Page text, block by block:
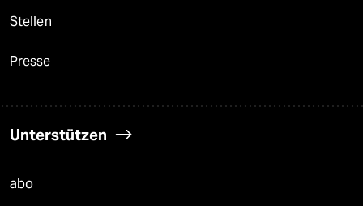
Stellen
Presse
Unterstützen
abo